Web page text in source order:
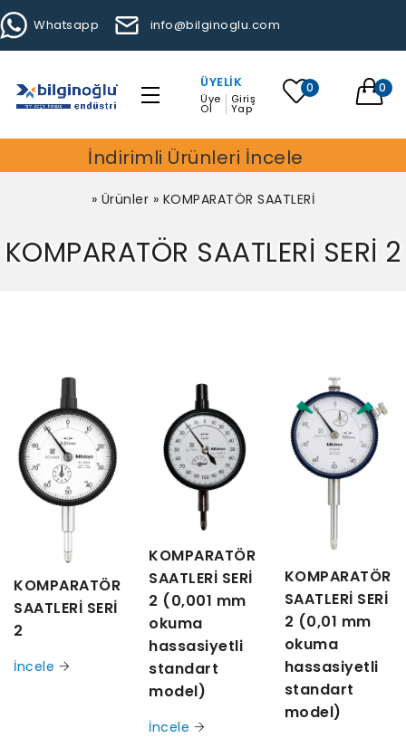
Whatsapp info@bilginoglu.com
ÜYELIK
Üye
Ol
Giriş
Yap
0 0
İndirimli Ürünleri İncele
» Ürünler » KOMPARATÖR SAATLERİ
KOMPARATÖR SAATLERİ SERİ 2
KOMPARATÖR
SAATLERİ SERİ
2
İncele
KOMPARATÖR
SAATLERİ SERİ
2 (0,001 mm
okuma
hassasiyetli
standart
model)
İncele
KOMPARATÖR
SAATLERİ SERİ
2 (0,01 mm
okuma
hassasiyetli
standart
model)